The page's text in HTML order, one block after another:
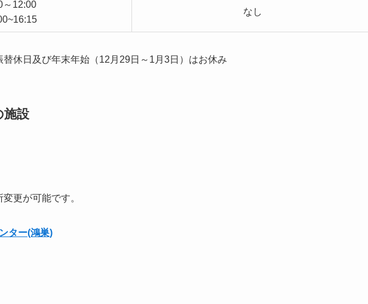
～12:00
なし
休日及び年末年始（12月29日～1月3日）はお休み
施設
更が可能です。
ター(鴻巣)